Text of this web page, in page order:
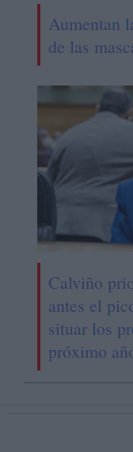
Aumentan
de las
Calviño
antes el
situar los
próximo